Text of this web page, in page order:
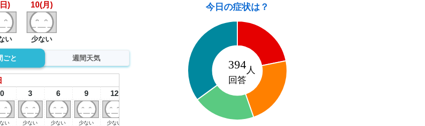
)
い
10(月)
少ない
ごと 週間天気
0
い
3
少ない
6
少ない
9
少ない
12
少ない
21
月
0
3 6
今日の症状は？